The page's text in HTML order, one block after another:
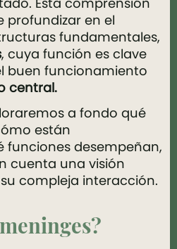
profundizar en el
fundamentales,
, cuya función es clave
buen funcionamiento
central.
a fondo qué
están
funciones desempeñan,
cuenta una visión
compleja interacción.